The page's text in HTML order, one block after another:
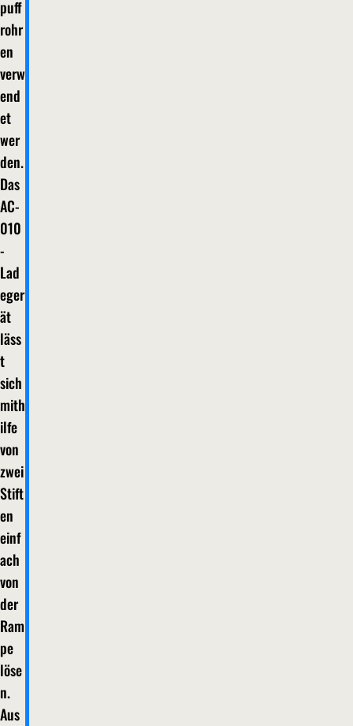
puff
rohr
en
verw
end
et
wer
den.
Das
AC-
010
-
Lad
eger
ät
läss
t
sich
mith
ilfe
von
zwei
Stift
en
einf
ach
von
der
Ram
pe
löse
n.
Aus